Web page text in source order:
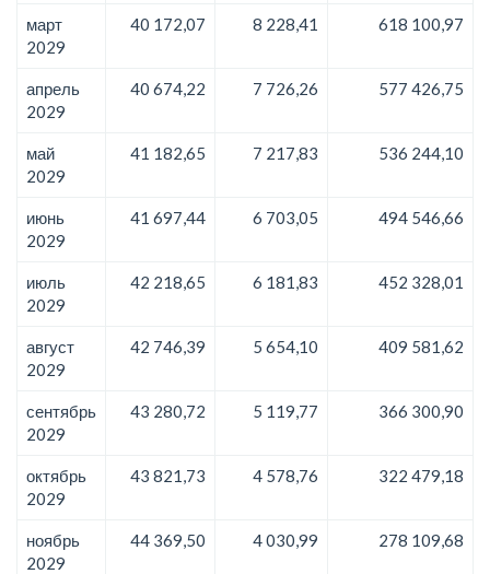
март
2029
40 172,07 8 228,41 618 100,97
апрель
2029
40 674,22 7 726,26 577 426,75
май
2029
41 182,65 7 217,83 536 244,10
июнь
2029
41 697,44 6 703,05 494 546,66
июль
2029
42 218,65 6 181,83 452 328,01
август
2029
42 746,39 5 654,10 409 581,62
сентябрь
2029
43 280,72 5 119,77 366 300,90
октябрь
2029
43 821,73 4 578,76 322 479,18
ноябрь
2029
44 369,50 4 030,99 278 109,68